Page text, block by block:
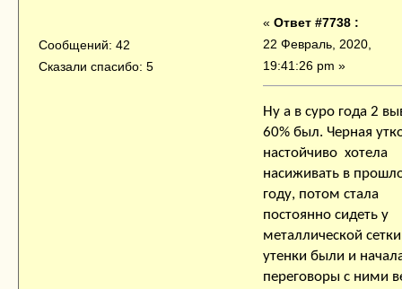
Сообщений: 42
Сказали спасибо: 5
« Ответ #7738 :
22 Февраль, 2020,
19:41:26 pm »
Ну а в суро года 2
60% был. Черная
настойчиво хотела
насиживать в
году, потом стала
постоянно сидеть у
металлической
утенки были и
переговоры с ними